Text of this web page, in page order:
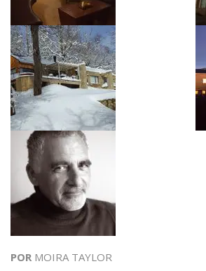
POR MOIRA TAYLOR